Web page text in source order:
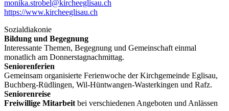
monika.strobel@kircheeglisau.ch
https://www.kircheeglisau.ch
Sozialdiakonie
Bildung und Begegnung
Interessante Themen, Begegnung und Gemeinschaft einmal
monatlich am Donnerstagnachmittag.
Seniorenferien
Gemeinsam organisierte Ferienwoche der Kirchgemeinde Eglisau,
Buchberg-Rüdlingen, Wil-Hüntwangen-Wasterkingen und Rafz.
Seniorenreise
Freiwillige Mitarbeit bei verschiedenen Angeboten und Anlässen